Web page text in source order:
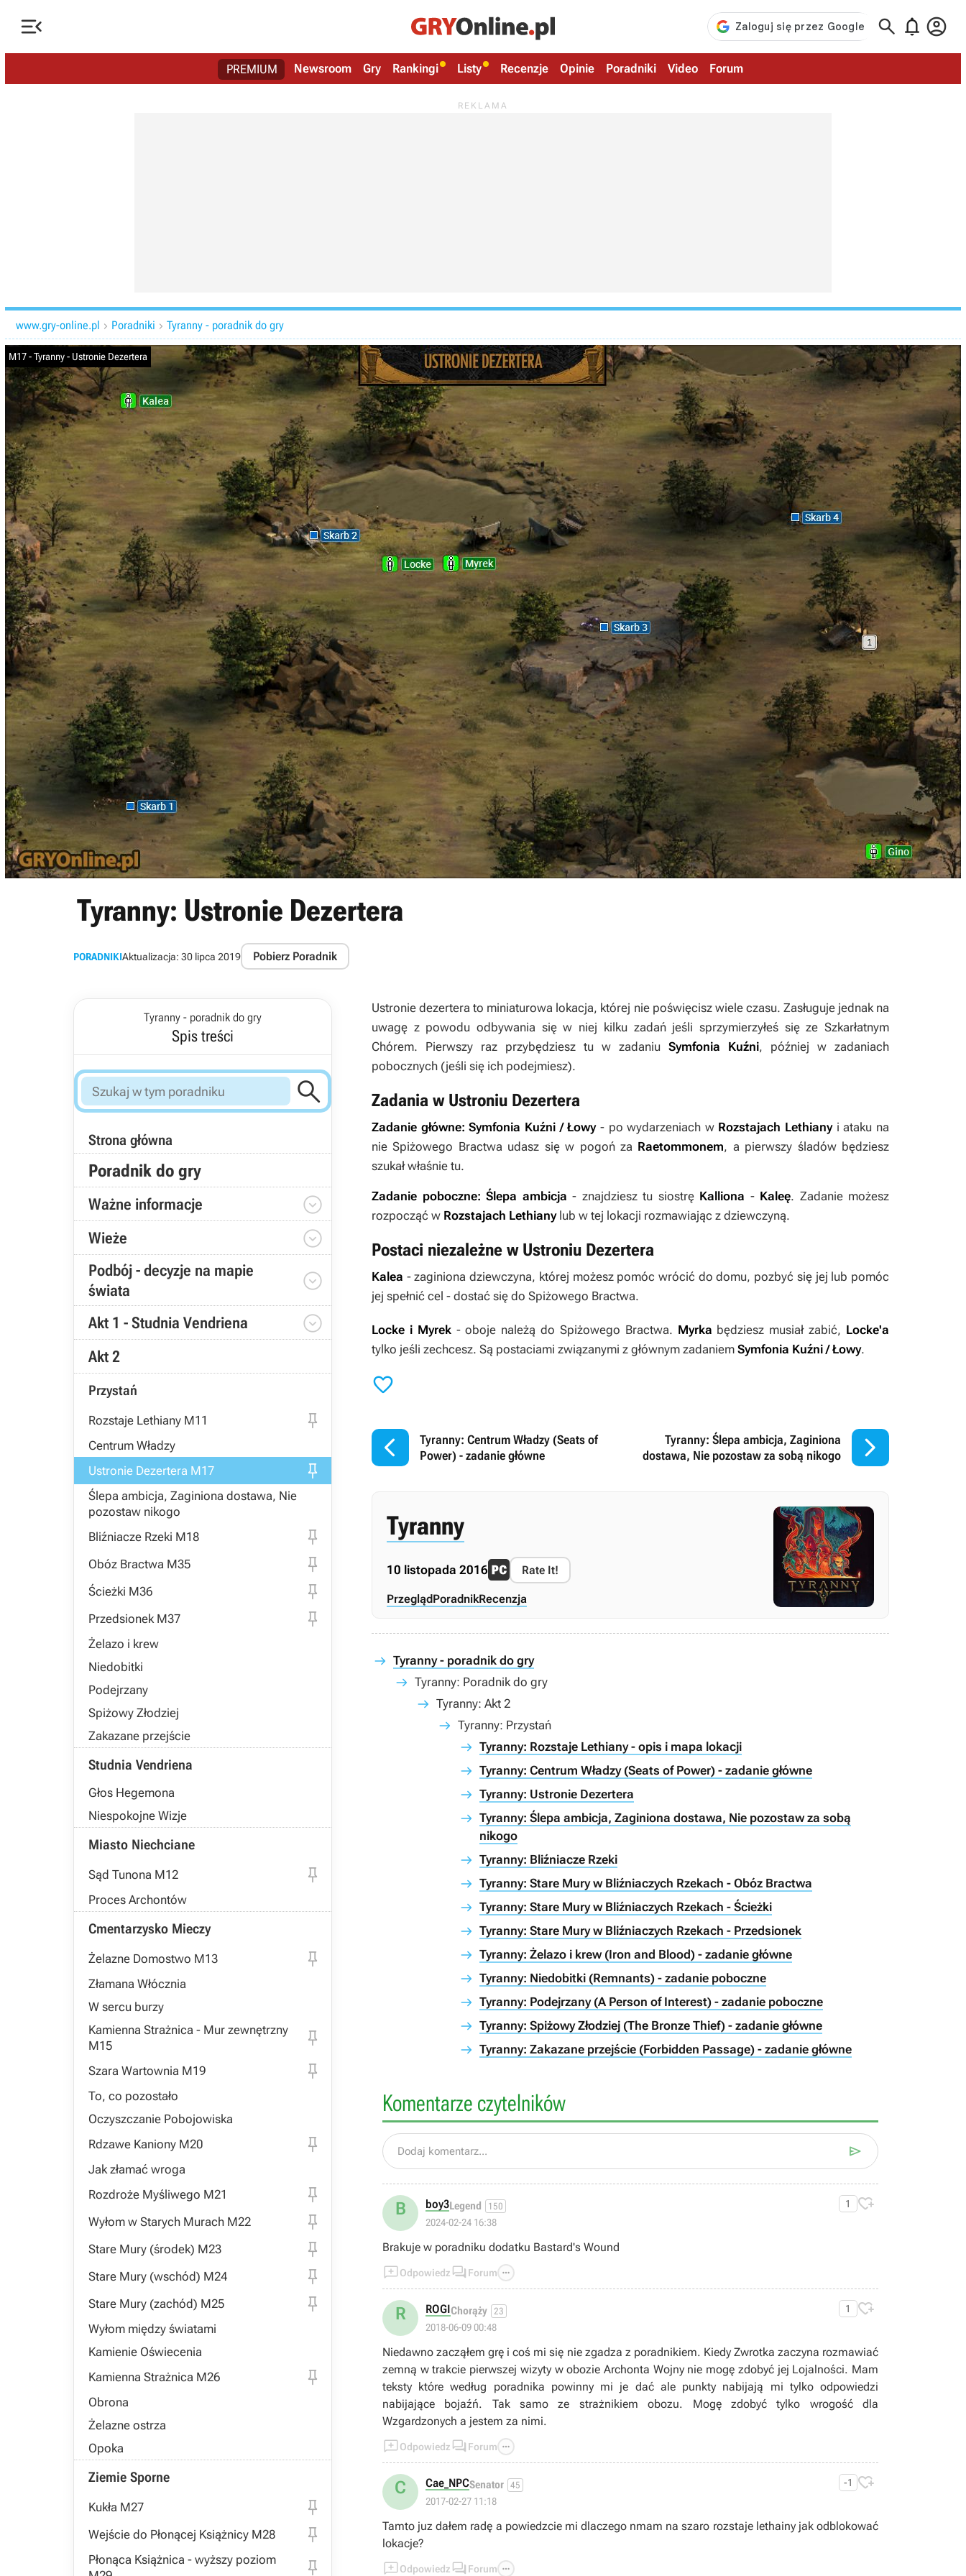
   
PREMIUM Newsroom Gry Rankingi Listy Recenzje Opinie Poradniki Video Forum
www.gry-online.pl  Poradniki  Tyranny - poradnik do gry
M17 - Tyranny - Ustronie Dezertera
Tyranny: Ustronie Dezertera
PORADNIKIAktualizacja: 30 lipca 2019 Pobierz Poradnik
Tyranny - poradnik do gry
Spis treści

Strona główna
Poradnik do gry
Ważne informacje 
Wieże 
Podbój - decyzje na mapie
świata

Akt 1 - Studnia Vendriena 
Akt 2
Przystań
Rozstaje Lethiany M11 
Centrum Władzy
Ustronie Dezertera M17

Ślepa ambicja, Zaginiona dostawa, Nie
pozostaw nikogo
Bliźniacze Rzeki M18

Obóz Bractwa M35 
Ścieżki M36 
Przedsionek M37 
Żelazo i krew
Niedobitki
Podejrzany
Spiżowy Złodziej
Zakazane przejście
Studnia Vendriena
Głos Hegemona
Niespokojne Wizje
Miasto Niechciane
Sąd Tunona M12 
Proces Archontów
Cmentarzysko Mieczy
Żelazne Domostwo M13 
Złamana Włócznia
W sercu burzy
Kamienna Strażnica - Mur zewnętrzny
M15

Szara Wartownia M19 
To, co pozostało
Oczyszczanie Pobojowiska
Rdzawe Kaniony M20

Jak złamać wroga
Rozdroże Myśliwego M21

Wyłom w Starych Murach M22 
Stare Mury (środek) M23 
Stare Mury (wschód) M24 
Stare Mury (zachód) M25 
Wyłom między światami
Kamienie Oświecenia
Kamienna Strażnica M26

Obrona
Żelazne ostrza
Opoka
Ziemie Sporne
Kukła M27 
Wejście do Płonącej Książnicy M28 
Płonąca Książnica - wyższy poziom

Ustronie dezertera to miniaturowa lokacja, której nie poświęcisz wiele czasu. Zasługuje jednak na
uwagę z powodu odbywania się w niej kilku zadań jeśli sprzymierzyłeś się ze Szkarłatnym
Chórem. Pierwszy raz przybędziesz tu w zadaniu Symfonia Kuźni, później w zadaniach
pobocznych (jeśli się ich podejmiesz).
Zadania w Ustroniu Dezertera
Zadanie główne: Symfonia Kuźni / Łowy- po wydarzeniach w Rozstajach Lethianyi ataku na
nie Spiżowego Bractwa udasz się w pogoń za Raetommonem, a pierwszy śladów będziesz
szukał właśnie tu.
Zadanie poboczne: Ślepa ambicja - znajdziesz tu siostrę Kalliona - Kaleę. Zadanie możesz
rozpocząć w Rozstajach Lethianylub w tej lokacji rozmawiając z dziewczyną.
Postaci niezależne w Ustroniu Dezertera
Kalea - zaginiona dziewczyna, której możesz pomóc wrócić do domu, pozbyć się jej lub pomóc
jej spełnić cel - dostać się do Spiżowego Bractwa.
Locke i Myrek- oboje należą do Spiżowego Bractwa. Myrka będziesz musiał zabić, Locke'a
tylko jeśli zechcesz. Są postaciami związanymi z głównym zadaniem Symfonia Kuźni / Łowy.


Tyranny: Centrum Władzy (Seats of
Power) - zadanie główne
Tyranny: Ślepa ambicja, Zaginiona
dostawa, Nie pozostaw za sobą nikogo

Tyranny
10 listopada 2016 Rate It!
PrzeglądPoradnikRecenzja
Tyranny - poradnik do gry
Tyranny: Poradnik do gry
Tyranny: Akt 2
Tyranny: Przystań
Tyranny: Rozstaje Lethiany - opis i mapa lokacji
Tyranny: Centrum Władzy (Seats of Power) - zadanie główne
Tyranny: Ustronie Dezertera
Tyranny: Ślepa ambicja, Zaginiona dostawa, Nie pozostaw za sobą
nikogo
Tyranny: Bliźniacze Rzeki
Tyranny: Stare Mury w Bliźniaczych Rzekach - Obóz Bractwa
Tyranny: Stare Mury w Bliźniaczych Rzekach - Ścieżki
Tyranny: Stare Mury w Bliźniaczych Rzekach - Przedsionek
Tyranny: Żelazo i krew (Iron and Blood) - zadanie główne
Tyranny: Niedobitki (Remnants) - zadanie poboczne
Tyranny: Podejrzany (A Person of Interest) - zadanie poboczne
Tyranny: Spiżowy Złodziej (The Bronze Thief) - zadanie główne
Tyranny: Zakazane przejście (Forbidden Passage) - zadanie główne
Komentarze czytelników
Dodaj komentarz... 
B boy3Legend 150
2024-02-24 16:38
1 
Brakuje w poradniku dodatku Bastard's Wound
Odpowiedz  Forum 
R ROGIChorąży 23
2018-06-09 00:48
1 
Niedawno zacząłem grę i coś mi się nie zgadza z poradnikiem. Kiedy Zwrotka zaczyna rozmawiać
zemną w trakcie pierwszej wizyty w obozie Archonta Wojny nie mogę zdobyć jej Lojalności. Mam
teksty które według poradnika powinny mi je dać ale punkty nabijają mi tylko odpowiedzi
nabijające bojaźń. Tak samo ze strażnikiem obozu. Mogę zdobyć tylko wrogość dla
Wzgardzonych a jestem za nimi.
Odpowiedz  Forum 
C Cae_NPCSenator 45
2017-02-27 11:18
-1 
Tamto juz dałem radę a powiedzcie mi dlaczego nmam na szaro rozstaje lethainy jak odblokować
lokacje?
Odpowiedz  Forum 